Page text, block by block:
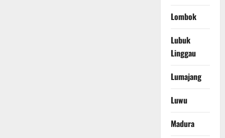
Lombok
Lubuk
Linggau
Lumajang
Luwu
Madura